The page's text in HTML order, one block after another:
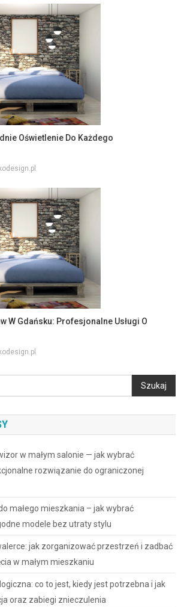
Oświetlenie Do Każdego
W Gdańsku: Profesjonalne Usługi O
Szukaj
w małym salonie — jak wybrać
rozwiązanie do ograniczonej
małego mieszkania – jak wybrać
modele bez utraty stylu
jak zorganizować przestrzeń i zadbać
w małym mieszkaniu
co to jest, kiedy jest potrzebna i jak
oraz zabiegi znieczulenia